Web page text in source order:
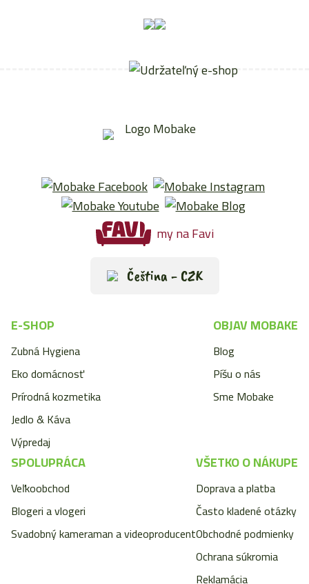
my na Favi
Čeština - CZK
E-SHOP
Zubná Hygiena
Eko domácnosť
Prírodná kozmetika
Jedlo & Káva
Výpredaj
OBJAV MOBAKE
Blog
Píšu o nás
Sme Mobake
SPOLUPRÁCA
Veľkoobchod
Blogeri a vlogeri
Svadobný kameraman a videoproducent
VŠETKO O NÁKUPE
Doprava a platba
Často kladené otázky
Obchodné podmienky
Ochrana súkromia
Reklamácia